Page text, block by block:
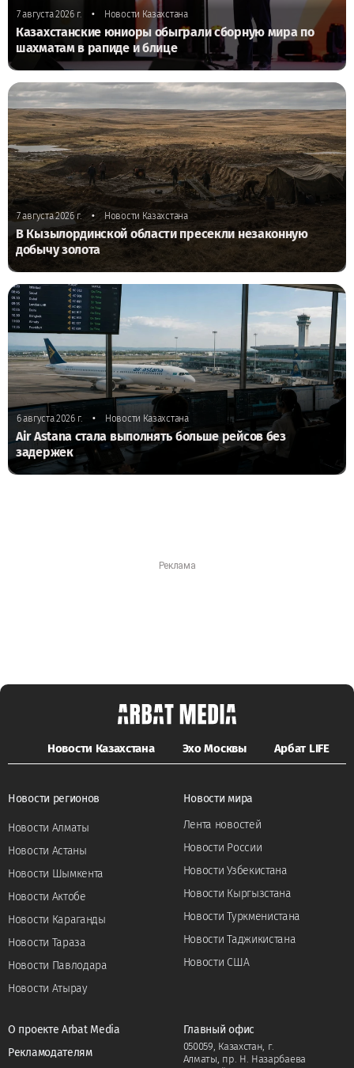
7 августа 2026 г. • Новости Казахстана
Казахстанские юниоры обыграли сборную мира по
шахматам в рапиде и блице
7 августа 2026 г. • Новости Казахстана
В Кызылординской области пресекли незаконную
добычу золота
6 августа 2026 г. • Новости Казахстана
Air Astana стала выполнять больше рейсов без
задержек
Новости Казахстана Эхо Москвы Арбат LIFE
Новости регионов
Новости Алматы
Новости Астаны
Новости Шымкента
Новости Актобе
Новости Караганды
Новости Тараза
Новости Павлодара
Новости Атырау
Новости мира
Лента новостей
Новости России
Новости Узбекистана
Новости Кыргызстана
Новости Туркменистана
Новости Таджикистана
Новости США
О проекте Arbat Media
Рекламодателям
Главный офис
050059, Казахстан, г.
Алматы, пр. Н. Назарбаева